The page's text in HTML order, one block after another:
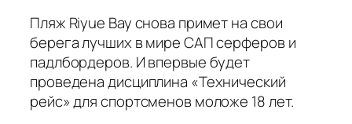
Пляж Riyue Bay снова примет на свои
берега лучших в мире САП серферов и
падлбордеров. И впервые будет
проведена дисциплина «Технический
рейс» для спортсменов моложе 18 лет.